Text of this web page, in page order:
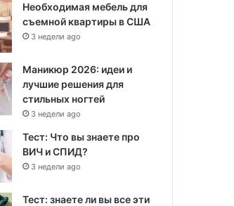
Необходимая мебель для
съемной квартиры в США
3 недели ago
Маникюр 2026: идеи и
лучшие решения для
стильных ногтей
3 недели ago
Тест: Что вы знаете про
ВИЧ и СПИД?
3 недели ago
Тест: знаете ли вы все эти